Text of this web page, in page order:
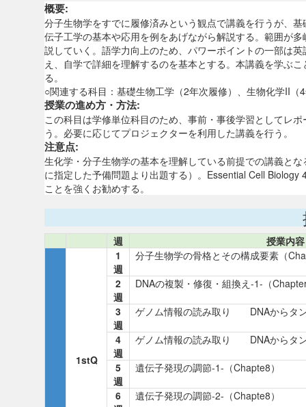
概要:
分子生物学をすでに履修済みという観点で講義を行うが、
伝子工学の基本や応用を例をあげながら解説する。範囲が
説していく。語学力向上のため、パワーポイントの一部は
え、自学で詳細を理解するのを基本とする。本講義を学ぶ
る。
○関連する科目：基礎生物工学（2年次履修）、生物化学II
授業の進め方・方法:
この科目は学修単位科目のため、事前・事後学習としてレ
う。必要に応じてプロジェクターを利用した講義を行う。
注意点:
生化学・分子生物学の基本を理解している前提での講義と
に指定した予備問題より出題する）。Essential Cell
ことを強くお勧めする。
週 授業内容
1stQ
1
週
分子生物学の骨格とその構成要素（
2
週
DNAの複製・修復・組換え-1-（
3
週
ゲノム情報の読み取り DNAからタ
4
週
ゲノム情報の読み取り DNAからタ
5
週
遺伝子発現の調節-1-（Chapte8）
6
遺伝子発現の調節-2-（Chapte8）